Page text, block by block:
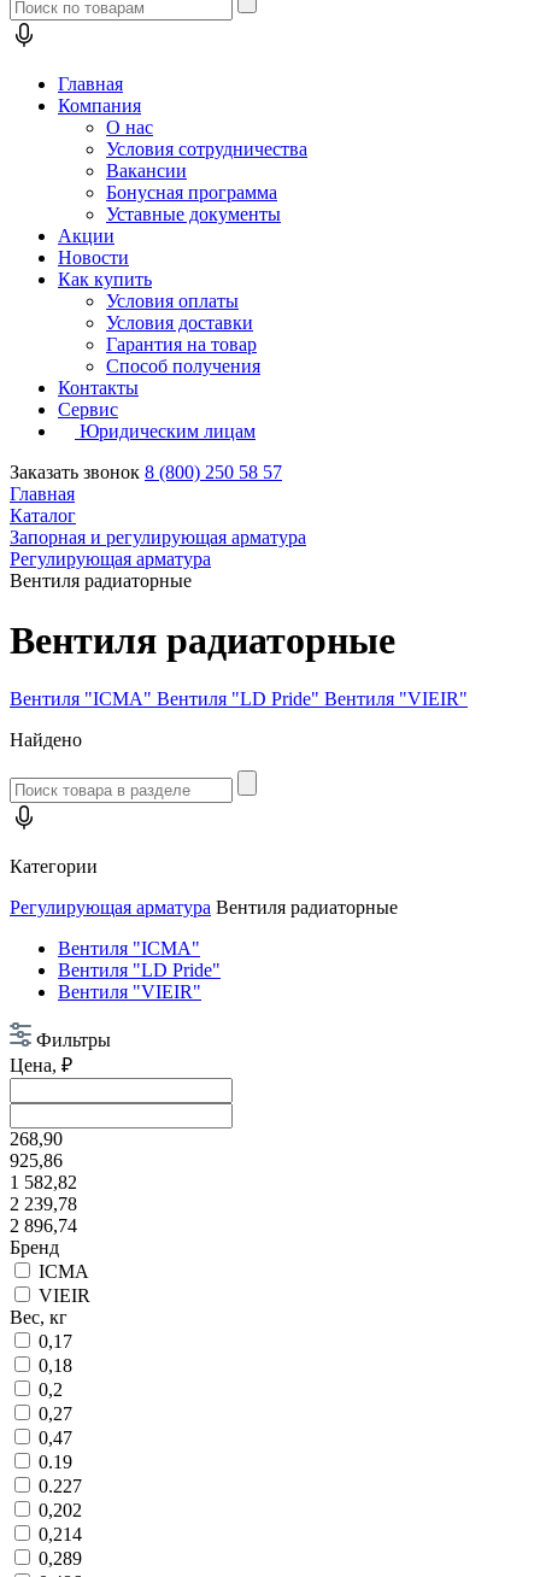
Главная
Компания
О нас
Условия сотрудничества
Вакансии
Бонусная программа
Уставные документы
Акции
Новости
Как купить
Условия оплаты
Условия доставки
Гарантия на товар
Способ получения
Контакты
Сервис
Юридическим лицам
Заказать звонок 8 (800) 250 58 57
Главная
Каталог
Запорная и регулирующая арматура
Регулирующая арматура
Вентиля радиаторные
Вентиля радиаторные
Вентиля "ICMA" Вентиля "LD Pride" Вентиля "VIEIR"
Найдено
Категории
Регулирующая арматура Вентиля радиаторные
Вентиля "ICMA"
Вентиля "LD Pride"
Вентиля "VIEIR"
Фильтры
Цена, ₽
268,90
925,86
1 582,82
2 239,78
2 896,74
Бренд
ICMA
VIEIR
Вес, кг
0,17
0,18
0,2
0,27
0,47
0.19
0.227
0,202
0,214
0,289